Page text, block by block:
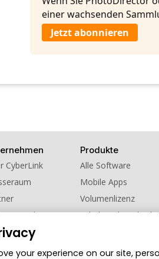
einer wachsenden
Jetzt abonnieren
CyberLink
werden
Sie uns
Produkte
Alle Software
Mobile Apps
Volumenlizenz
Schul- und
your experience on our site,